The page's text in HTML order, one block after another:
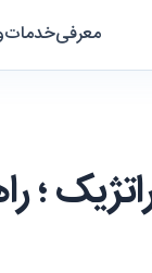
معرفیخدمات